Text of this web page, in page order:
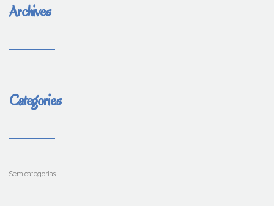
Archives
Categories
Sem categorias